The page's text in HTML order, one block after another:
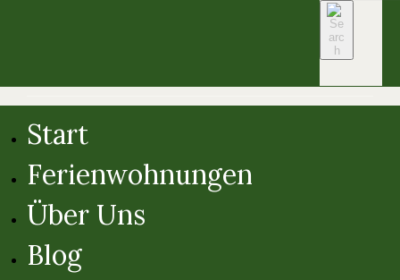
Start
Ferienwohnungen
Über Uns
Blog